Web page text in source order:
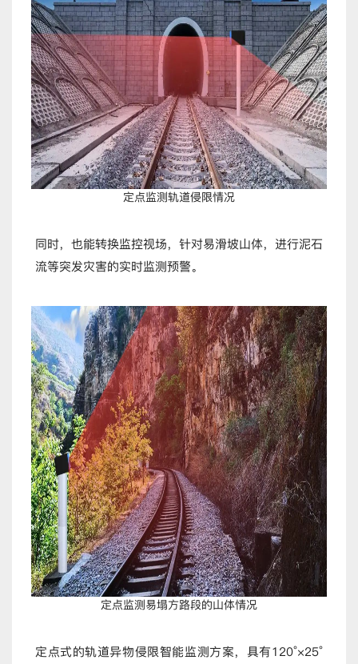
定点监测轨道侵限情况
同时，也能转换监控视场，针对易滑坡山体，进行泥石
流等突发灾害的实时监测预警。
定点监测易塌方路段的山体情况
定点式的轨道异物侵限智能监测方案，具有120°×25°